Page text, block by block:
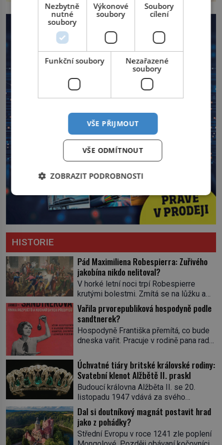
HISTORIE
Pád Maximiliena Robespierra: Zuřivého
jakobína nikdo nelitoval?
V horké letní noci trpí Robespierre
krutými bolestmi. Zmítá se na lůžku a
hlavou mu víří kolotoč myšlenek. Když
se probere z mdlob, vzpomene si na
jednu z pařížských jasnovidek, kterou
před lety navštívil. Prorokovala mu
tragický osud. Tehdy se jí vysmál.
prohlásil o něm jiný významný
francouzský revolucionář, Honoré de
Mirabeau […]
Vařila prvorepubliková hospodyně podle
sandtnerek?
Hospodyně Františka přemítá, co bude
dneska vařit. Pracuje v rodině pana rady
rychle v jedné ze „sandtnerek“.
„Zaplaťpánbůh, že už nemusíme chodit
s lístky,“ povzdechne si směrem ke
služce, kterou má v kuchyni k ruce.
Ještě v prvních letech nové republiky
fungoval kvůli nedostatku zboží
přídělový systém. […]
Úchvatné tiáry britské královské rodiny:
Svatební klenot Alžbětě II. praskl
Budoucí královna Alžběta II. se 20.
listopadu 1947 vdává za svého
vyvoleného Filipa Mountbattena. Aby
měla na obřad ve Westminsteru podle
tradice „něco vypůjčeného“, její matka jí
věnuje jedinečný šperk ze své
Dal si doutníkový magnát postavit hrad
jako z pohádky?
Střední Evropu v roce 1241 zle poplení
Nezbytně
nutné
soubory
Výkonové
soubory
Soubory
cílení
Funkční soubory
Nezařazené
soubory
VŠE PŘIJMOUT
VŠE ODMÍTNOUT
ZOBRAZIT PODROBNOSTI